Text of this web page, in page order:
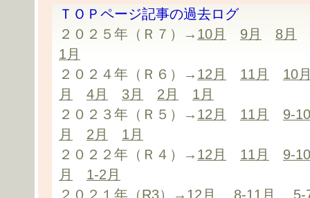
ＴＯＰページ記事の過去ログ
２０２５年（Ｒ７）→ 10月 9月
8月
1月
２０２４年（Ｒ６）→ 12月 11月
10
月
4月 3月 2月
1月
２０２３年（Ｒ５）→ 12月 11月
9-
月
2月
1月
２０２２年（Ｒ４）→ 12月 11月
9-
月
1-2月
２０２１年（R3）→ 12月 8-11月
5-